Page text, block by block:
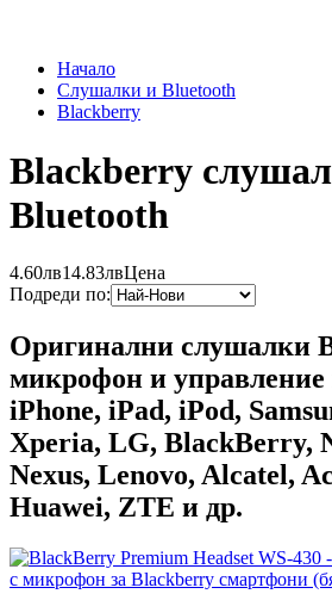
Начало
Слушалки и Bluetooth
Blackberry
Blackberry
Bluetooth
4.60лв14.83лвЦена
Подреди по:
Оригинални слушалки
микрофон и управление
iPhone, iPad, iPod,
Xperia, LG, BlackBerry,
Nexus, Lenovo, Alcatel,
Huawei, ZTE и др.